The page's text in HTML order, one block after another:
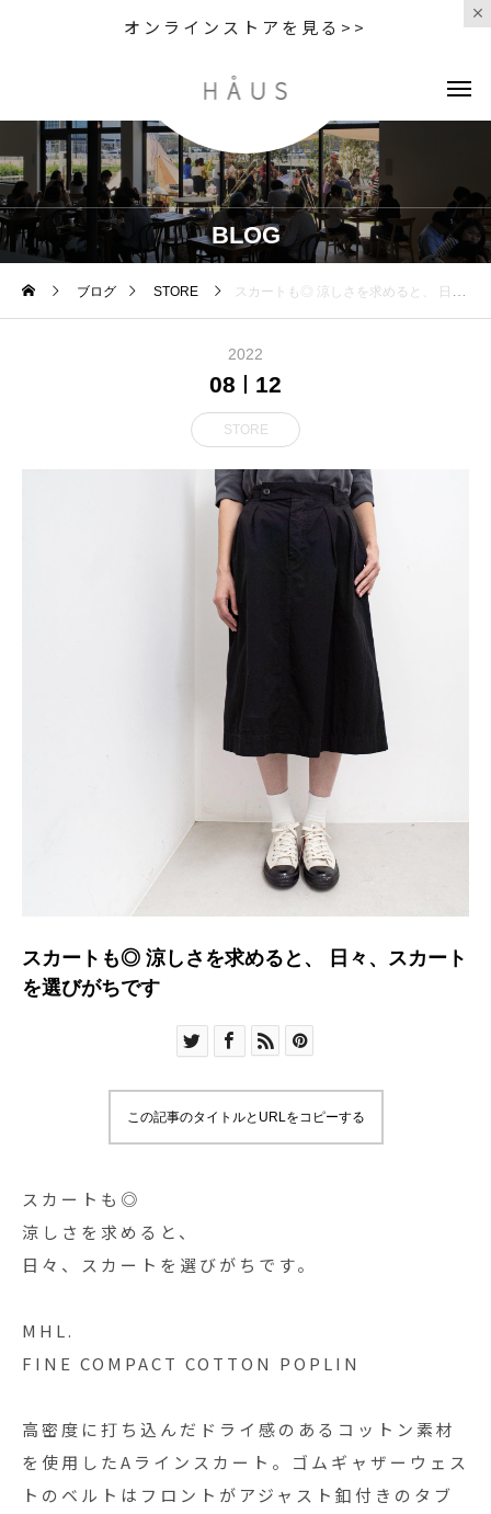
オンラインストアを見る>>
BLOG
ブログ STORE スカートも◎ 涼しさを求めると、 日々、スカートを選びがちです
2022
08 12
STORE
スカートも◎ 涼しさを求めると、 日々、スカート
を選びがちです
この記事のタイトルとURLをコピーする
スカートも◎
涼しさを求めると、
日々、スカートを選びがちです。
MHL.
FINE COMPACT COTTON POPLIN
高密度に打ち込んだドライ感のあるコットン素材
を使用したAラインスカート。ゴムギャザーウェス
トのベルトはフロントがアジャスト釦付きのタブ